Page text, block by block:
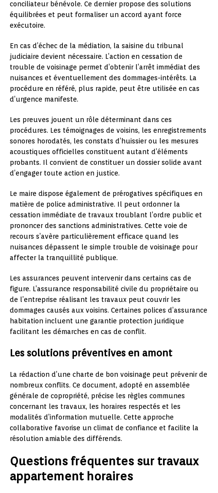
conciliateur bénévole. Ce dernier propose des solutions
équilibrées et peut formaliser un accord ayant force
exécutoire.
En cas d’échec de la médiation, la saisine du tribunal
judiciaire devient nécessaire. L’action en cessation de
trouble de voisinage permet d’obtenir l’arrêt immédiat des
nuisances et éventuellement des dommages-intérêts. La
procédure en référé, plus rapide, peut être utilisée en cas
d’urgence manifeste.
Les preuves jouent un rôle déterminant dans ces
procédures. Les témoignages de voisins, les enregistrements
sonores horodatés, les constats d’huissier ou les mesures
acoustiques officielles constituent autant d’éléments
probants. Il convient de constituer un dossier solide avant
d’engager toute action en justice.
Le maire dispose également de prérogatives spécifiques en
matière de police administrative. Il peut ordonner la
cessation immédiate de travaux troublant l’ordre public et
prononcer des sanctions administratives. Cette voie de
recours s’avère particulièrement efficace quand les
nuisances dépassent le simple trouble de voisinage pour
affecter la tranquillité publique.
Les assurances peuvent intervenir dans certains cas de
figure. L’assurance responsabilité civile du propriétaire ou
de l’entreprise réalisant les travaux peut couvrir les
dommages causés aux voisins. Certaines polices d’assurance
habitation incluent une garantie protection juridique
facilitant les démarches en cas de conflit.
Les solutions préventives en amont
La rédaction d’une charte de bon voisinage peut prévenir de
nombreux conflits. Ce document, adopté en assemblée
générale de copropriété, précise les règles communes
concernant les travaux, les horaires respectés et les
modalités d’information mutuelle. Cette approche
collaborative favorise un climat de confiance et facilite la
résolution amiable des différends.
Questions fréquentes sur travaux
appartement horaires